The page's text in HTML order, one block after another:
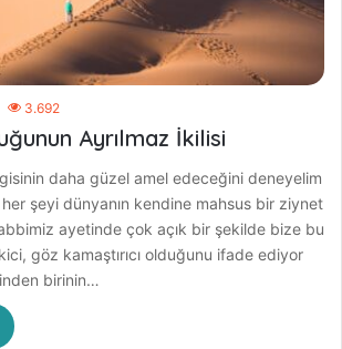
3.692
Ayrılmaz İkilisi
daha güzel amel edeceğini deneyelim
şeyi dünyanın kendine mahsus bir ziynet
ayetinde çok açık bir şekilde bize bu
göz kamaştırıcı olduğunu ifade ediyor
birinin…